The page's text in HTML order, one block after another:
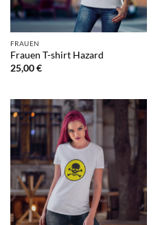
FRAUEN
Frauen T-shirt Hazard
25,00€